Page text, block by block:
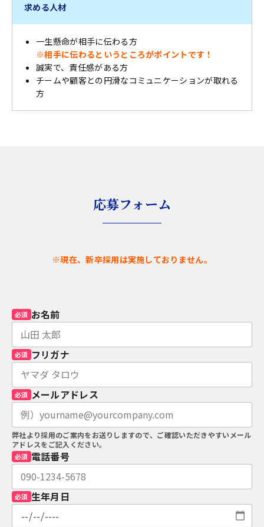
求める人材
一生懸命が相手に伝わる方
※相手に伝わるというところがポイントです！
誠実で、責任感がある方
チームや顧客との円滑なコミュニケーションが取れる
方
応募フォーム
※現在、新卒採用は実施しておりません。
必須 お名前
必須 フリガナ
必須 メールアドレス
弊社より採用のご案内をお送りしますので、ご確認いただきやすいメール
アドレスをご記入ください。
必須 電話番号
必須 生年月日